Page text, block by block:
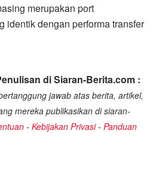
merupakan port
identik dengan performa transfer
di Siaran-Berita.com :
jawab atas berita, artikel,
mereka publikasikan di siaran-
- Kebijakan Privasi- Panduan